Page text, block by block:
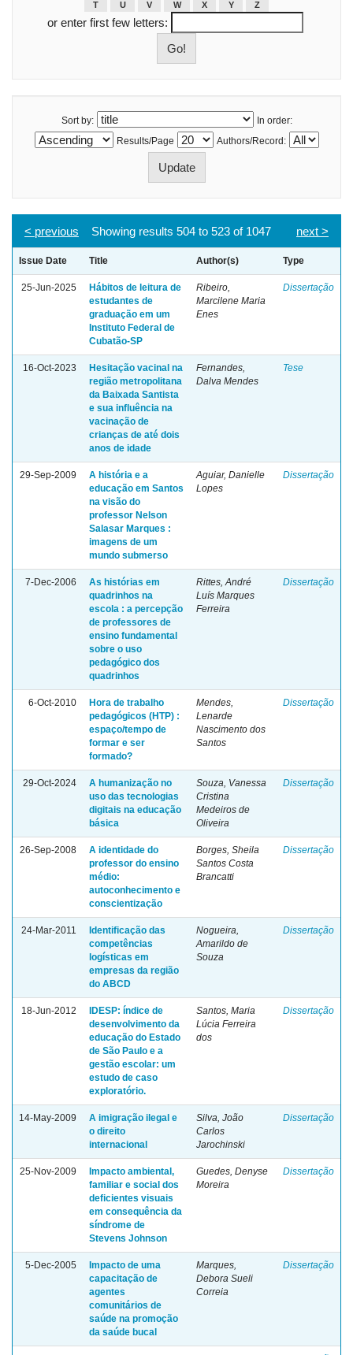
T
U V W X Y Z
or enter first few letters:
Sort by:
In order:
Results/Page
Authors/Record:
Showing results 504 to 523 of 1047
< previous next >
Issue Date Title Author(s) Type
25-Jun-2025
Hábitos de leitura de
estudantes de
graduação em um
Instituto Federal de
Cubatão-SP
Ribeiro,
Marcilene Maria
Enes
Dissertação
16-Oct-2023
Hesitação vacinal na
região metropolitana
da Baixada Santista
e sua influência na
vacinação de
crianças de até dois
anos de idade
Fernandes,
Dalva Mendes
Tese
29-Sep-2009
A história e a
educação em Santos
na visão do
professor Nelson
Salasar Marques :
imagens de um
mundo submerso
Aguiar, Danielle
Lopes
Dissertação
7-Dec-2006
As histórias em
quadrinhos na
escola : a percepção
de professores de
ensino fundamental
sobre o uso
pedagógico dos
quadrinhos
Rittes, André
Luís Marques
Ferreira
Dissertação
6-Oct-2010
Hora de trabalho
pedagógicos (HTP) :
espaço/tempo de
formar e ser
formado?
Mendes,
Lenarde
Nascimento dos
Santos
Dissertação
29-Oct-2024
A humanização no
uso das tecnologias
digitais na educação
básica
Souza, Vanessa
Cristina
Medeiros de
Oliveira
Dissertação
26-Sep-2008
A identidade do
professor do ensino
médio:
autoconhecimento e
conscientização
Borges, Sheila
Santos Costa
Brancatti
Dissertação
24-Mar-2011
Identificação das
competências
logísticas em
empresas da região
do ABCD
Nogueira,
Amarildo de
Souza
Dissertação
18-Jun-2012
IDESP: índice de
desenvolvimento da
educação do Estado
de São Paulo e a
gestão escolar: um
estudo de caso
exploratório.
Santos, Maria
Lúcia Ferreira
dos
Dissertação
14-May-2009
A imigração ilegal e
o direito
internacional
Silva, João
Carlos
Jarochinski
Dissertação
25-Nov-2009
Impacto ambiental,
familiar e social dos
deficientes visuais
em consequência da
síndrome de
Stevens Johnson
Guedes, Denyse
Moreira
Dissertação
5-Dec-2005
Impacto de uma
capacitação de
agentes
comunitários de
saúde na promoção
da saúde bucal
Marques,
Debora Sueli
Correia
Dissertação